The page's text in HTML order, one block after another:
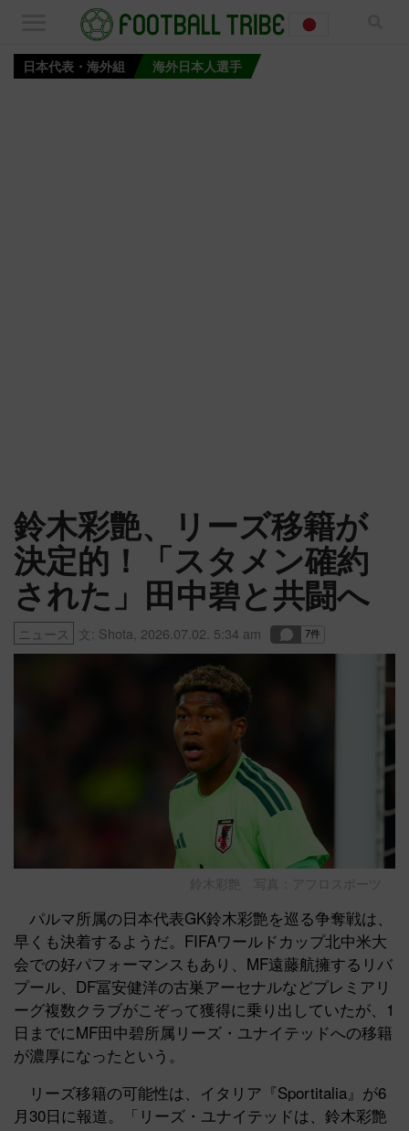
日本代表・海外組 海外日本人選手
鈴木彩艶、リーズ移籍が
決定的！「スタメン確約
された」田中碧と共闘へ
ニュース 文: Shota 2026.07.02. 5:34 am
鈴木彩艶 写真：アフロスポーツ
パルマ所属の日本代表GK鈴木彩艶を巡る争奪戦は、
早くも決着するようだ。FIFAワールドカップ北中米大
会での好パフォーマンスもあり、MF遠藤航擁するリバ
プール、DF冨安健洋の古巣アーセナルなどプレミアリ
ーグ複数クラブがこぞって獲得に乗り出していたが、1
日までにMF田中碧所属リーズ・ユナイテッドへの移籍
が濃厚になったという。
リーズ移籍の可能性は、イタリア『Sportitalia』が6
月30日に報道。「リーズ・ユナイテッドは、鈴木彩艶